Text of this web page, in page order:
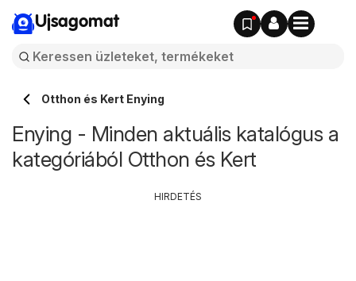
Ujsagomat
Otthon és Kert Enying
Enying - Minden aktuális katalógus a
kategóriából Otthon és Kert
HIRDETÉS